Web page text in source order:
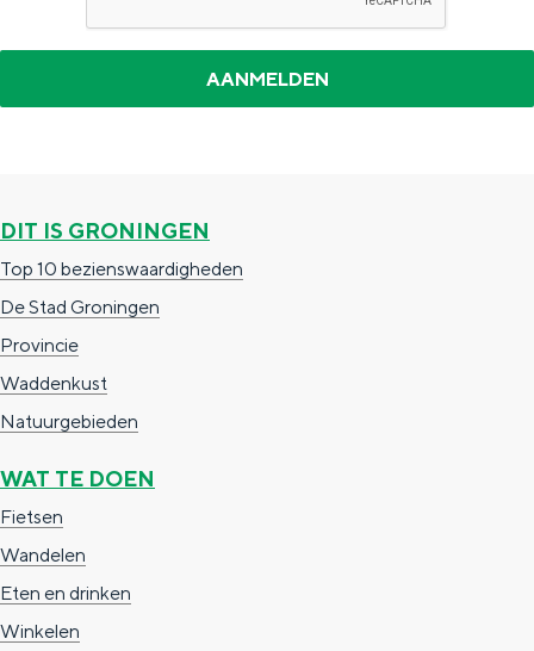
DIT IS GRONINGEN
Top 10 bezienswaardigheden
De Stad Groningen
Provincie
Waddenkust
Natuurgebieden
WAT TE DOEN
Fietsen
Wandelen
Eten en drinken
Winkelen